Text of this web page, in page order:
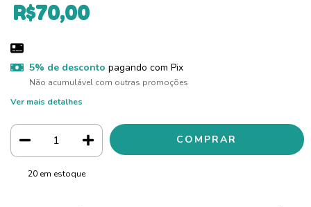
R$70,00
5% de desconto pagando com Pix
Não acumulável com outras promoções
Ver mais detalhes
20em estoque